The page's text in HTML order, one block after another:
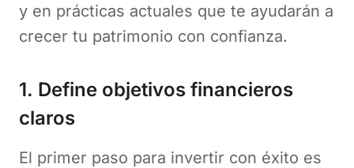
y en prácticas actuales que te ayudarán a
crecer tu patrimonio con confianza.
1. Define objetivos financieros
claros
El primer paso para invertir con éxito es